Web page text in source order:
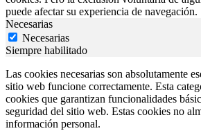
puede afectar su experiencia de navegación.
Necesarias
Necesarias
Siempre habilitado
Las cookies necesarias son absolutamente
sitio web funcione correctamente. Esta
cookies que garantizan funcionalidades
seguridad del sitio web. Estas cookies no
información personal.